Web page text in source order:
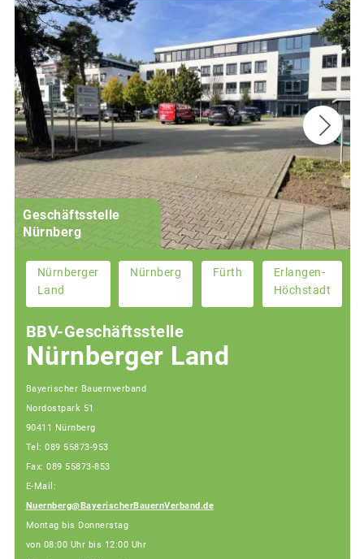
Geschäftsstelle
Nürnberg
Nürnberger
Land
Nürnberg Fürth
Erlangen-
Höchstadt
BBV-Geschäftsstelle
Nürnberger Land
Bayerischer Bauernverband
Nordostpark 51
90411 Nürnberg
Tel: 089 55873-953
Fax: 089 55873-853
E-Mail:
Nuernberg@BayerischerBauernVerband.de
Montag bis Donnerstag
von 08:00 Uhr bis 12:00 Uhr